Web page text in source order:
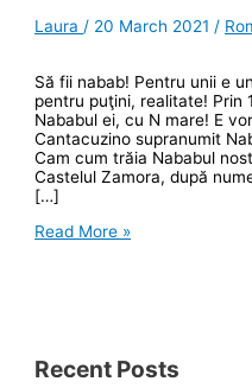
Laura / 20 March 2021 /
Să fii nabab! Pentru unii e
pentru puţini, realitate! Prin
Nababul ei, cu N mare! E
Cantacuzino supranumit
Cam cum trăia Nababul
Castelul Zamora, după
[…]
Buşteniul
Cantacuzino
Read More »
Recent Posts